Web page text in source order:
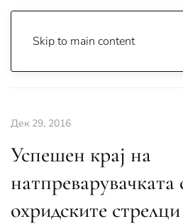
Skip to main content
Дек 29, 2016
Успешен крај на
натпреварувачката
охридските стрелци